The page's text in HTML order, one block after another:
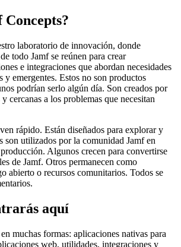
Concepts?
laboratorio de innovación, donde
todo Jamf se reúnen para crear
e integraciones que abordan necesidades
y emergentes. Estos no son productos
podrían serlo algún día. Son creados por
cercanas a los problemas que necesitan
rápido. Están diseñados para explorar y
son utilizados por la comunidad Jamf en
Algunos crecen para convertirse
de Jamf. Otros permanecen como
abierto o recursos comunitarios. Todos se
aquí
muchas formas: aplicaciones nativas para
web, utilidades, integraciones y